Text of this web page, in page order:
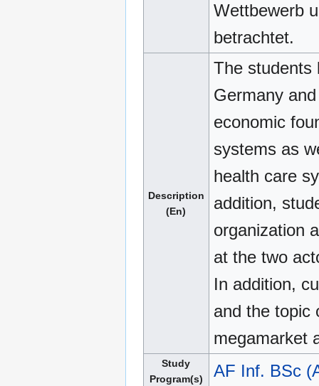
Wettbewerb
betrachtet.
Description
(En)
The students
Germany
economic
systems as
health care
addition,
organization
at the two
In addition,
and the topic
megamarket
Study
Program(s)
AF Inf. BSc